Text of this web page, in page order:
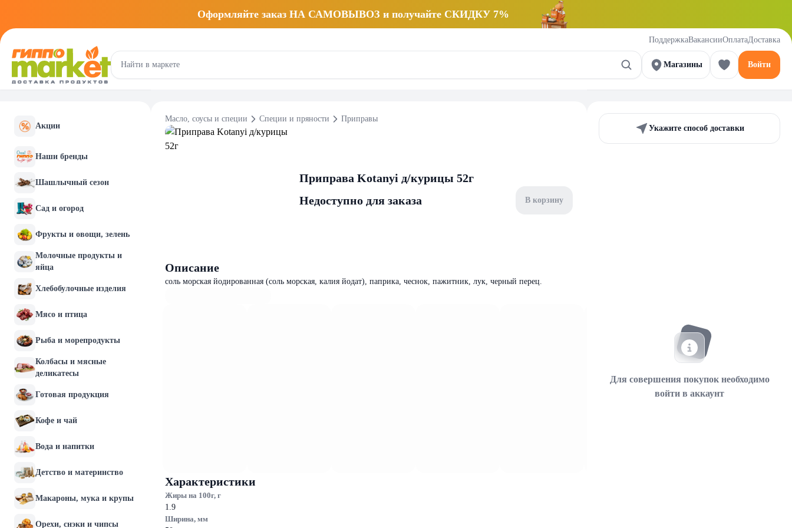
Оформляйте заказ НА САМОВЫВОЗ и получайте СКИДКУ 7%
ПоддержкаВакансииОплатаДоставка
Магазины Войти
Акции
Наши бренды
Шашлычный сезон
Сад и огород
Фрукты и овощи, зелень
Молочные продукты и
яйца
Хлебобулочные изделия
Мясо и птица
Рыба и морепродукты
Колбасы и мясные
деликатесы
Готовая продукция
Кофе и чай
Вода и напитки
Детство и материнство
Макароны, мука и крупы
Орехи, снэки и чипсы
Масло, соусы и специи Специи и пряности Приправы
Приправа Kotanyi д/курицы 52г
Недоступно для заказа
В корзину
Описание
соль морская йодированная (соль морская, калия йодат), паприка, чеснок, пажитник, лук, черный перец.
Характеристики
Жиры на 100г, г
1.9
Ширина, мм
Укажите способ доставки
Для совершения покупок необходимо
войти в аккаунт